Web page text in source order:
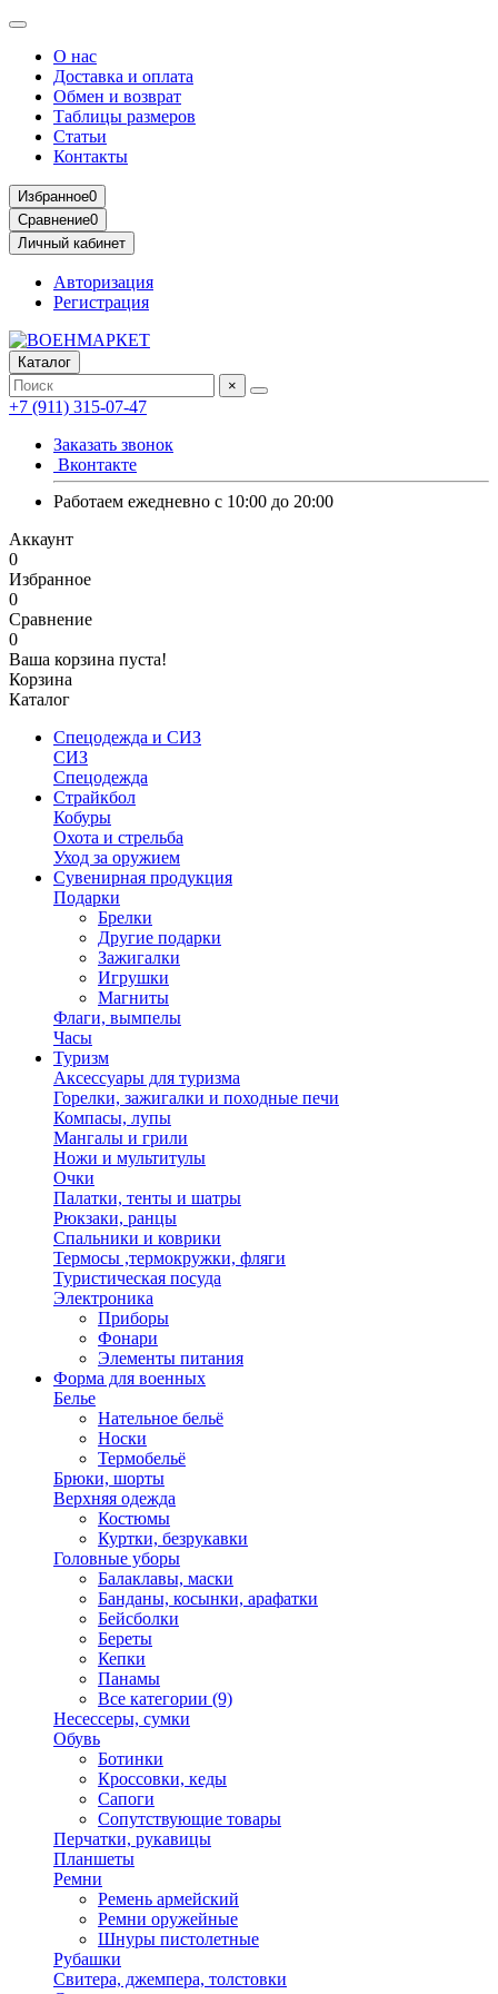
О нас
Доставка и оплата
Обмен и возврат
Таблицы размеров
Статьи
Контакты
Избранное0
Сравнение0
Личный кабинет
Авторизация
Регистрация
Каталог
×
+7 (911) 315-07-47
Заказать звонок
Вконтакте
Работаем ежедневно с 10:00 до 20:00
Аккаунт
0
Избранное
0
Сравнение
0
Ваша корзина пуста!
Корзина
Каталог
Спецодежда и СИЗ
СИЗ
Спецодежда
Страйкбол
Кобуры
Охота и стрельба
Уход за оружием
Сувенирная продукция
Подарки
Брелки
Другие подарки
Зажигалки
Игрушки
Магниты
Флаги, вымпелы
Часы
Туризм
Аксессуары для туризма
Горелки, зажигалки и походные печи
Компасы, лупы
Мангалы и грили
Ножи и мультитулы
Очки
Палатки, тенты и шатры
Рюкзаки, ранцы
Спальники и коврики
Термосы ,термокружки, фляги
Туристическая посуда
Электроника
Приборы
Фонари
Элементы питания
Форма для военных
Белье
Нательное бельё
Носки
Термобельё
Брюки, шорты
Верхняя одежда
Костюмы
Куртки, безрукавки
Головные уборы
Балаклавы, маски
Банданы, косынки, арафатки
Бейсболки
Береты
Кепки
Панамы
Все категории (9)
Несессеры, сумки
Обувь
Ботинки
Кроссовки, кеды
Сапоги
Сопутствующие товары
Перчатки, рукавицы
Планшеты
Ремни
Ремень армейский
Ремни оружейные
Шнуры пистолетные
Рубашки
Свитера, джемпера, толстовки